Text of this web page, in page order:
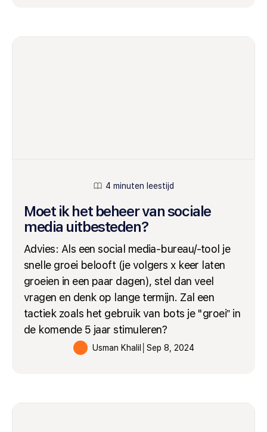
4 minuten leestijd
Moet ik het beheer van sociale
media uitbesteden?
Advies: Als een social media-bureau/-tool je
snelle groei belooft (je volgers x keer laten
groeien in een paar dagen), stel dan veel
vragen en denk op lange termijn. Zal een
tactiek zoals het gebruik van bots je "groei” in
de komende 5 jaar stimuleren?
Usman Khalil Sep 8, 2024